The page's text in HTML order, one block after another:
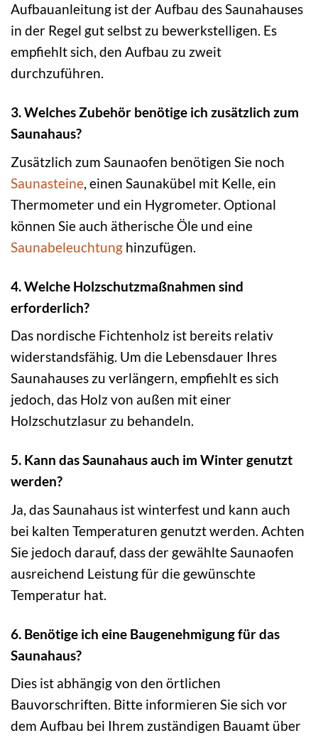
Aufbauanleitung ist der Aufbau des Saunahauses
in der Regel gut selbst zu bewerkstelligen. Es
empfiehlt sich, den Aufbau zu zweit
durchzuführen.
3. Welches Zubehör benötige ich zusätzlich zum
Saunahaus?
Zusätzlich zum Saunaofen benötigen Sie noch
Saunasteine, einen Saunakübel mit Kelle, ein
Thermometer und ein Hygrometer. Optional
können Sie auch ätherische Öle und eine
Saunabeleuchtung hinzufügen.
4. Welche Holzschutzmaßnahmen sind
erforderlich?
Das nordische Fichtenholz ist bereits relativ
widerstandsfähig. Um die Lebensdauer Ihres
Saunahauses zu verlängern, empfiehlt es sich
jedoch, das Holz von außen mit einer
Holzschutzlasur zu behandeln.
5. Kann das Saunahaus auch im Winter genutzt
werden?
Ja, das Saunahaus ist winterfest und kann auch
bei kalten Temperaturen genutzt werden. Achten
Sie jedoch darauf, dass der gewählte Saunaofen
ausreichend Leistung für die gewünschte
Temperatur hat.
6. Benötige ich eine Baugenehmigung für das
Saunahaus?
Dies ist abhängig von den örtlichen
Bauvorschriften. Bitte informieren Sie sich vor
dem Aufbau bei Ihrem zuständigen Bauamt über